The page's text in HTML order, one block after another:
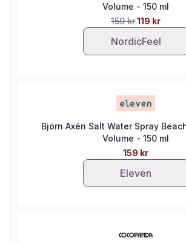
Volume - 150 ml
159 kr119 kr
NordicFeel
Björn Axén Salt Water Spray
Volume - 150 ml
159 kr
Eleven